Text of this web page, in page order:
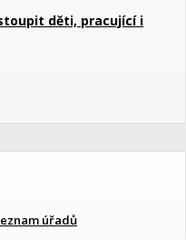
děti, pracující i
úřadů